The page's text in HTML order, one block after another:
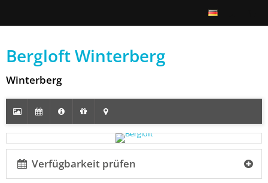
Bergloft Winterberg
Winterberg
Verfügbarkeit prüfen